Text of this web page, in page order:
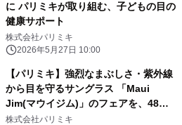
に パリミキが取り組む、子どもの目の
健康サポート
株式会社パリミキ
2026年5月27日 10:00
【パリミキ】強烈なまぶしさ・紫外線
から目を守るサングラス 「Maui
Jim(マウイジム)」のフェアを、48店
舗で同時開催! ―札幌で開催の世界一
株式会社パリミキ